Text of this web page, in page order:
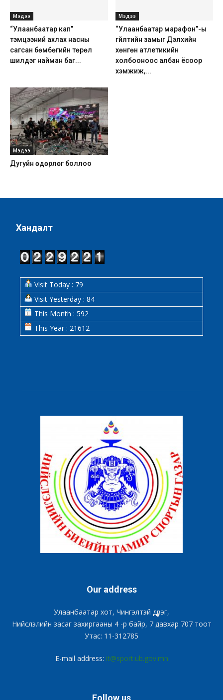
Мэдээ
“Улаанбаатар кап”
тэмцээний ахлах насны
сагсан бөмбөгийн төрөл
шилдэг найман баг...
Мэдээ
“Улаанбаатар марафон”-ы
гүйлтийн замыг Дэлхийн
хөнгөн атлетикийн
холбооноос албан ёсоор
хэмжиж,...
Мэдээ
Дугуйн өдөрлөг боллоо
Хандалт
Visit Today : 79
Visit Yesterday : 84
This Month : 592
This Year : 21612
Our address
Улаанбаатар хот, Чингэлтэй дүүрэг,
Нийслэлийн засаг захиргааны 4 -р байр, 7 давхар 707 тоот
Утас: 11-312785
E-mail address: it@sport.ub.gov.mn